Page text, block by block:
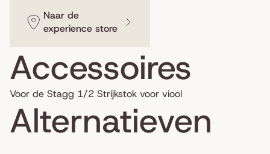
Naar de
experience store
Accessoires
Voor de Stagg 1/2 Strijkstok voor viool
Alternatieven